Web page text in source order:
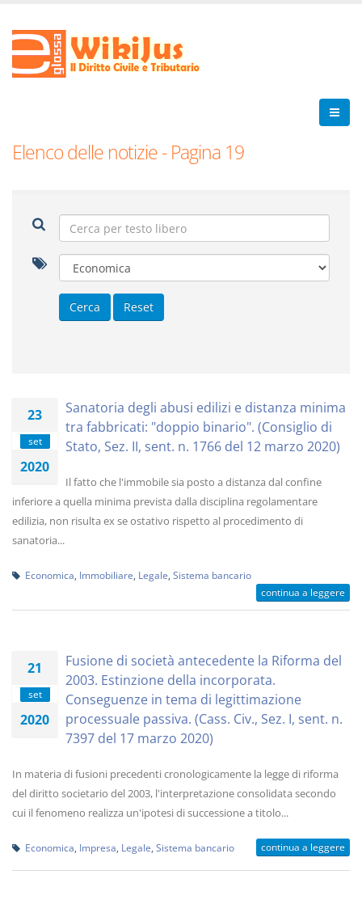
Elenco delle notizie - Pagina 19
23
set
2020
Sanatoria degli abusi edilizi e distanza minima
tra fabbricati: "doppio binario". (Consiglio di
Stato, Sez. II, sent. n. 1766 del 12 marzo 2020)
Il fatto che l'immobile sia posto a distanza dal confine
inferiore a quella minima prevista dalla disciplina regolamentare
edilizia, non risulta ex se ostativo rispetto al procedimento di
sanatoria...
Economica Immobiliare Legale Sistema bancario
continua a leggere
21
set
2020
Fusione di società antecedente la Riforma del
2003. Estinzione della incorporata.
Conseguenze in tema di legittimazione
processuale passiva. (Cass. Civ., Sez. I, sent. n.
7397 del 17 marzo 2020)
In materia di fusioni precedenti cronologicamente la legge di riforma
del diritto societario del 2003, l'interpretazione consolidata secondo
cui il fenomeno realizza un'ipotesi di successione a titolo...
Economica Impresa Legale Sistema bancario continua a leggere